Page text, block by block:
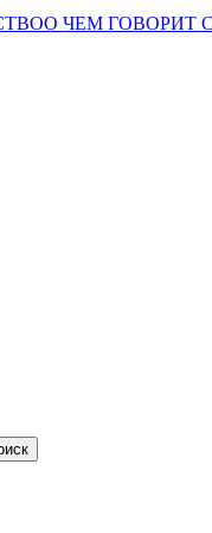
О ЧЕМ ГОВОРИТ